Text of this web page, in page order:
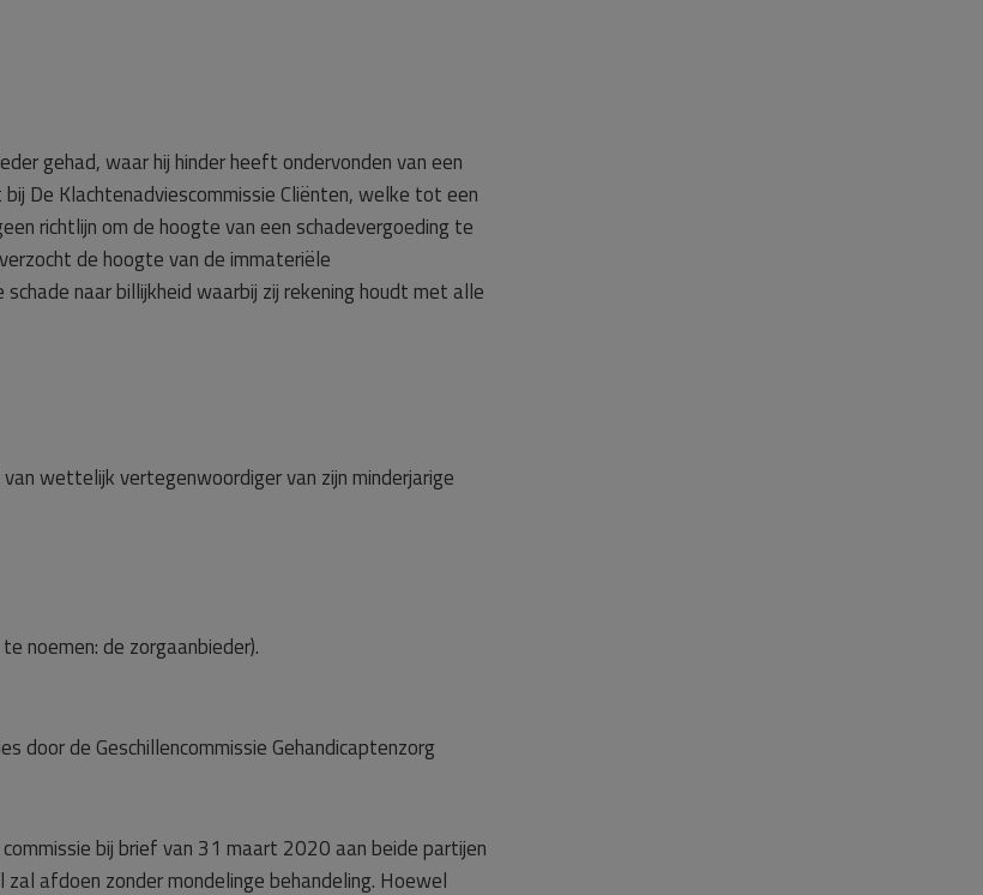
gehad, waar hij hinder heeft ondervonden van een
De Klachtenadviescommissie Cliënten, welke tot een
richtlijn om de hoogte van een schadevergoeding te
de hoogte van de immateriële
naar billijkheid waarbij zij rekening houdt met alle
wettelijk vertegenwoordiger van zijn minderjarige
noemen: de zorgaanbieder).
door de Geschillencommissie Gehandicaptenzorg
bij brief van 31 maart 2020 aan beide partijen
afdoen zonder mondelinge behandeling. Hoewel